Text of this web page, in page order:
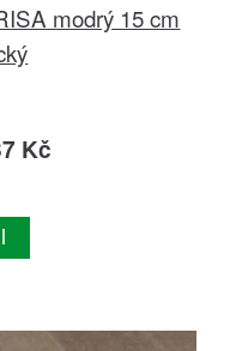
modrý 15 cm
Kč